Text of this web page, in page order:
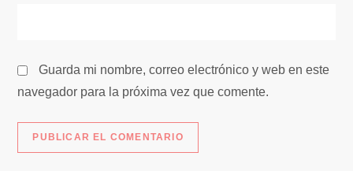
a
s
Guarda mi nombre, correo electrónico y web en este
navegador para la próxima vez que comente.